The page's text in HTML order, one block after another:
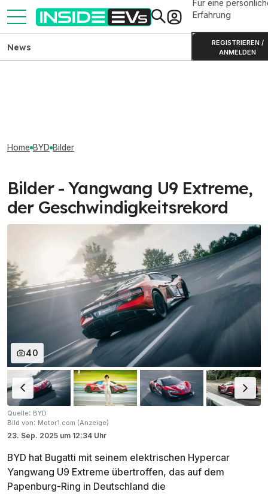
Für eine
Erfahrung
REGISTRIEREN /
ANMELDEN
News
Home BYD Bilder
Bilder - Yangwang U9 Extreme,
der Geschwindigkeitsrekord
40
Quelle: BYD
Bild von: Motor1.com (Anzeige)
23. Sep. 2025 um 12:34 Uhr
BYD hat Bugatti mit seinem elektrischen Hypercar
Yangwang U9 Extreme übertroffen, das auf dem
Papenburg-Ring in Deutschland die